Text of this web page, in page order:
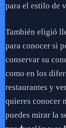
para el estilo de
También eligió
para conocer si
conservar su
como en los
restaurantes y
quieres conocer
puedes mirar la